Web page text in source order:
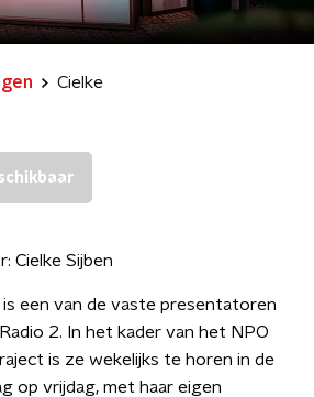
Cielke
Cielke Sijben
is een van de vaste presentatoren
2. In het kader van het NPO
is ze wekelijks te horen in de
op vrijdag, met haar eigen